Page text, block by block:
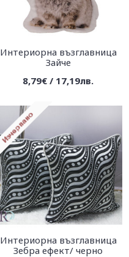
Интериорна възглавница
Зайче
8,79€ / 17,19лв.
Интериорна възглавница
Зебра ефект/ черно